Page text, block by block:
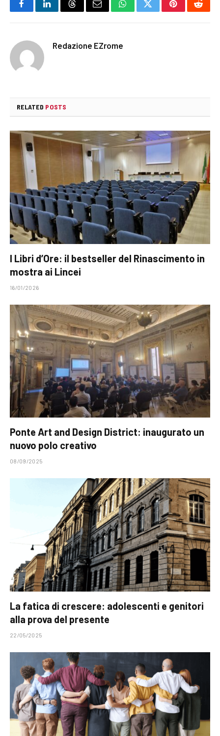
FacebookLinkedInThreadsEmail WhatsAppTwitterPinterest
Redazione EZrome
RELATED POSTS
I Libri d’Ore: il bestseller del Rinascimento in
mostra ai Lincei
16/01/2026
Ponte Art and Design District: inaugurato un
nuovo polo creativo
08/09/2025
La fatica di crescere: adolescenti e genitori
alla prova del presente
22/05/2025